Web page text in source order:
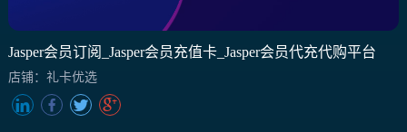
Jasper会员订阅_Jasper会员充值卡_Jasper会员代充代购平台
店铺：礼卡优选